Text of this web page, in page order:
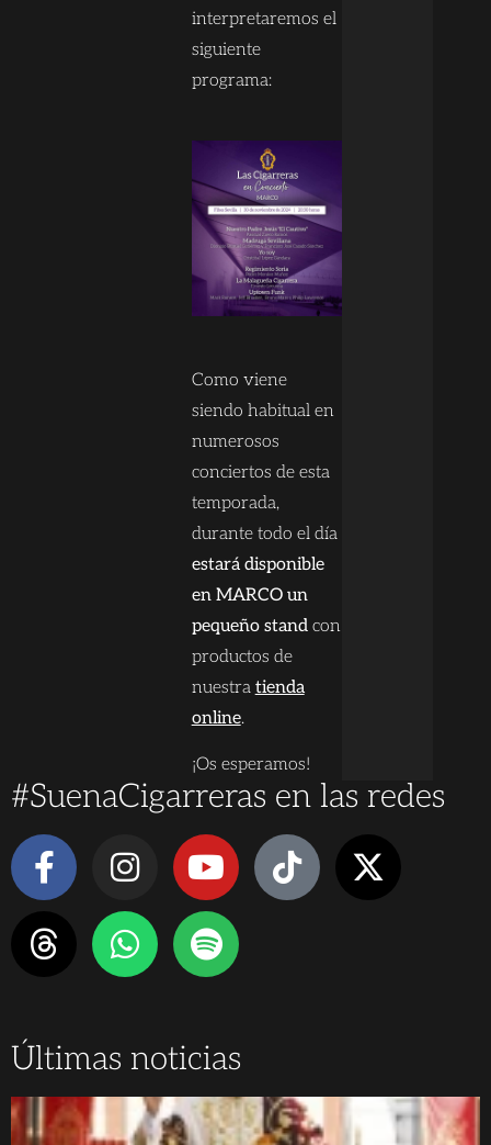
interpretaremos el
siguiente
programa:
Como viene
siendo habitual en
numerosos
conciertos de esta
temporada,
durante todo el día
estará disponible
en MARCO un
pequeño standcon
productos de
nuestra tienda
online.
¡Os esperamos!
#SuenaCigarreras en las redes
Últimas noticias